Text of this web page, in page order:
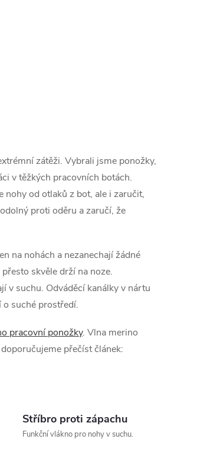
zátěži. Vybrali jsme ponožky,
v těžkých pracovních botách.
nohy od otlaků z bot, ale i zaručit,
proti oděru a zaručí, že
na nohách a nezanechají žádné
skvěle drží na noze.
v suchu. Odváděcí kanálky v nártu
suché prostředí.
pracovní ponožky. Vlna merino
přečíst článek:
Stříbro proti zápachu
Funkční vlákno pro nohy v suchu.